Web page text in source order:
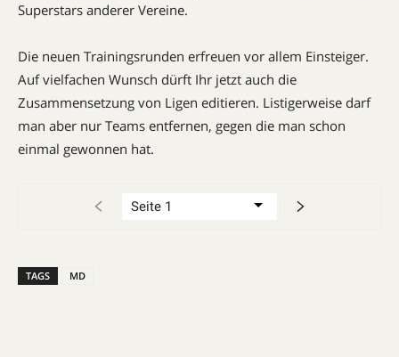
Superstars anderer Vereine.
Die neuen Trainingsrunden erfreuen vor allem Einsteiger.
Auf vielfachen Wunsch dürft Ihr jetzt auch die
Zusammensetzung von Ligen editieren. Listigerweise darf
man aber nur Teams entfernen, gegen die man schon
einmal gewonnen hat.
TAGS MD